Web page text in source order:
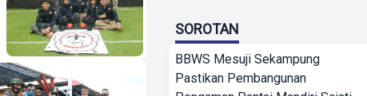
SOROTAN
BBWS Mesuji Sekampung
Pastikan Pembangunan